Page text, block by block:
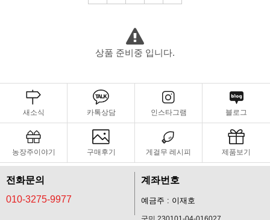
상품 준비중 입니다.
새소식 카톡상담 인스타그램 블로그
농장주이야기 구매후기 게걸무 레시피 제품보기
전화문의
010-3275-9977
계좌번호
예금주 : 이재호